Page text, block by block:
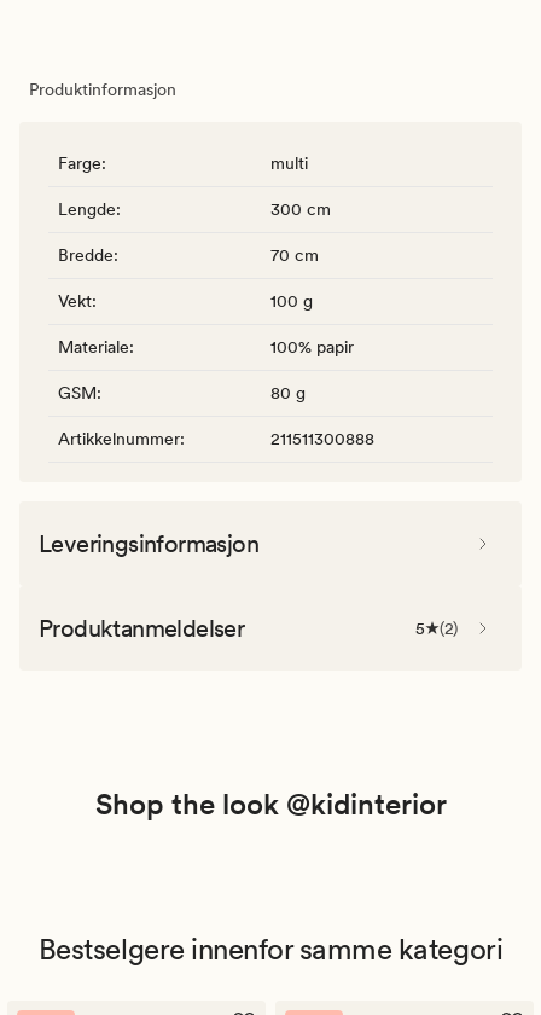
Produktinformasjon
Farge: multi
Lengde: 300 cm
Bredde: 70 cm
Vekt: 100 g
Materiale: 100% papir
GSM: 80 g
Artikkelnummer: 211511300888
Leveringsinformasjon
Produktanmeldelser 5 (2)
Shop the look @kidinterior
Bestselgere innenfor samme kategori